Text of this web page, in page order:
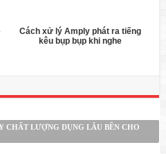
Cách xử lý Amply phát ra tiếng
kêu bụp bụp khi nghe
CHẤT LƯỢNG DỤNG LÂU BỀN CHO